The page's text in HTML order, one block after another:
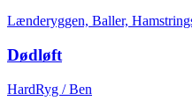
Lænderyggen, Baller,
Dødløft
HardRyg / Ben